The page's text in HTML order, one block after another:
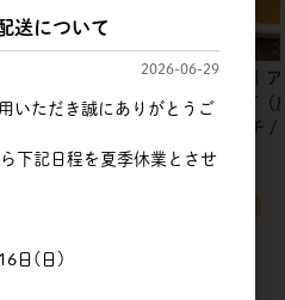
二製油 | カカオクオ
筑波乳業 | ア
ペーストT（
ンドパウチ /
送について
2026-06-29
いただき誠にありがとうご
下記日程を夏季休業とさせ
日(日)